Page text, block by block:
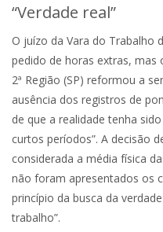
“Verdade real”
O juízo da Vara do Trabalho
pedido de horas extras, mas
2ª Região (SP) reformou a
ausência dos registros de
de que a realidade tenha
curtos períodos”. A decisão
considerada a média física
não foram apresentados os
princípio da busca da
trabalho”.